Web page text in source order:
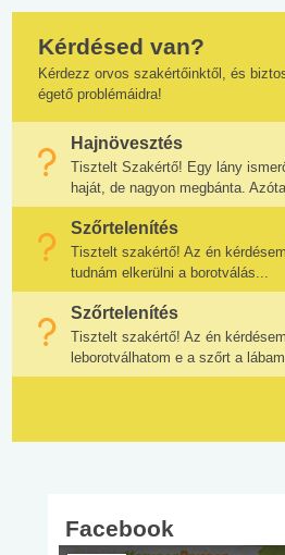
Kérdésed van?
Kérdezz orvos szakértőinktől, és
égető problémáidra!
Hajnövesztés
Tisztelt Szakértő! Egy lány
haját, de nagyon megbánta.
Szőrtelenítés
Tisztelt szakértő! Az én
tudnám elkerülni a borotválás...
Szőrtelenítés
Tisztelt szakértő! Az én
leborotválhatom e a szőrt a
Facebook